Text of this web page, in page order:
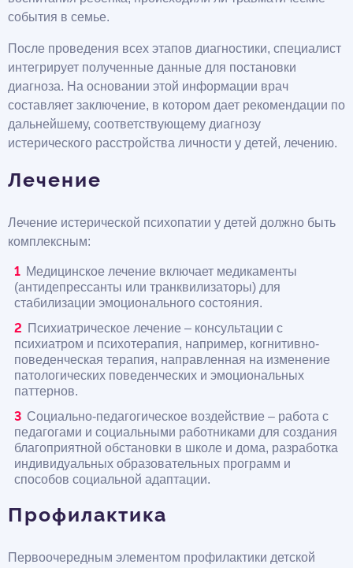
события в семье.
После проведения всех этапов диагностики, специалист
интегрирует полученные данные для постановки
диагноза. На основании этой информации врач
составляет заключение, в котором дает рекомендации по
дальнейшему, соответствующему диагнозу
истерического расстройства личности у детей, лечению.
Лечение
Лечение истерической психопатии у детей должно быть
комплексным:
Медицинское лечение включает медикаменты
(антидепрессанты или транквилизаторы) для
стабилизации эмоционального состояния.
Психиатрическое лечение – консультации с
психиатром и психотерапия, например, когнитивно-
поведенческая терапия, направленная на изменение
патологических поведенческих и эмоциональных
паттернов.
Социально-педагогическое воздействие – работа с
педагогами и социальными работниками для создания
благоприятной обстановки в школе и дома, разработка
индивидуальных образовательных программ и
способов социальной адаптации.
Профилактика
Первоочередным элементом профилактики детской